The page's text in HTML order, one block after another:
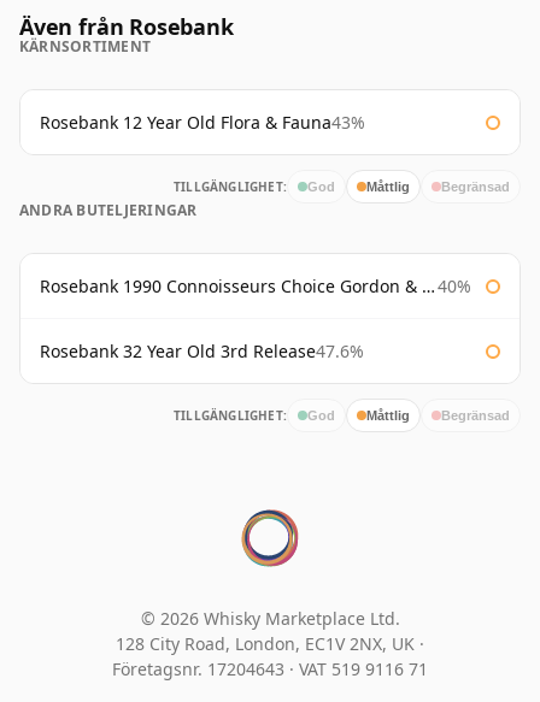
Även från Rosebank
KÄRNSORTIMENT
Rosebank 12 Year Old Flora & Fauna43%
TILLGÄNGLIGHET: God Måttlig Begränsad
ANDRA BUTELJERINGAR
Rosebank 1990 Connoisseurs Choice Gordon & Macphail 40%
Rosebank 32 Year Old 3rd Release47.6%
TILLGÄNGLIGHET: God Måttlig Begränsad
© 2026 Whisky Marketplace Ltd.
128 City Road, London, EC1V 2NX, UK ·
Företagsnr. 17204643 · VAT 519 9116 71